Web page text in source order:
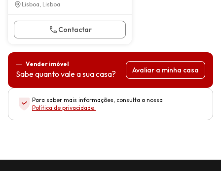
Lisboa, Lisboa
Contactar
Vender imóvel
Sabe quanto vale a sua casa? Avaliar a minha casa
Para saber mais informações, consulta a nossa
Política de privacidade.